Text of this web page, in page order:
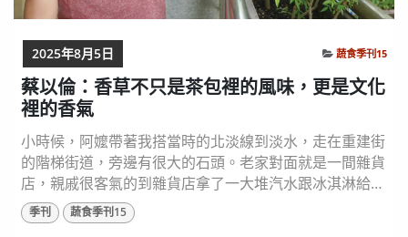
蔡以倫：香草不只是茶包裡的風味，更是文化
裡的香氣
小時候，阿嬤帶著我搭當時的北淡線到淡水，走在重建街
的階梯街道，旁邊有很大的石頭。老家對面就是一間雜貨
店，親戚很客氣的到雜貨店拿了一大堆汽水跟冰淇淋給我
吃，讓我對這兩個食物產生記憶連結，所以後來就覺得，
淡水是個有香味的地方...... 圖片來源： 淡水香草街屋 提
季刊 蔬食季刊15
2025年8月5日 蔬食季刊15